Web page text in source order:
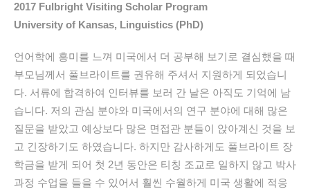
2017 Fulbright Visiting Scholar Program
University of Kansas, Linguistics (PhD)
언어학에 흥미를 느껴 미국에서 더 공부해 보기로 결심했을 때
부모님께서 풀브라이트를 권유해 주셔서 지원하게 되었습니
다. 서류에 합격하여 인터뷰를 보러 간 날은 아직도 기억에 남
습니다. 저의 관심 분야와 미국에서의 연구 분야에 대해 많은
질문을 받았고 예상보다 많은 면접관 분들이 앉아계신 것을 보
고 긴장하기도 하였습니다. 하지만 감사하게도 풀브라이트 장
학금을 받게 되어 첫 2년 동안은 티칭 조교로 일하지 않고 박사
과정 수업을 들을 수 있어서 훨씬 수월하게 미국 생활에 적응